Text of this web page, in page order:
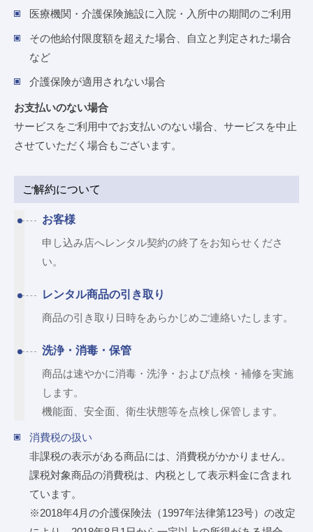
医療機関・介護保険施設に入院・入所中の期間のご利用
その他給付限度額を超えた場合、自立と判定された場合
など
介護保険が適用されない場合
お支払いのない場合
サービスをご利用中でお支払いのない場合、サービスを中止
させていただく場合もございます。
ご解約について
お客様
申し込み店へレンタル契約の終了をお知らせくださ
い。
レンタル商品の引き取り
商品の引き取り日時をあらかじめご連絡いたします。
洗浄・消毒・保管
商品は速やかに消毒・洗浄・および点検・補修を実施
します。
機能面、安全面、衛生状態等を点検し保管します。
消費税の扱い
非課税の表示がある商品には、消費税がかかりません。
課税対象商品の消費税は、内税として表示料金に含まれ
ています。
※2018年4月の介護保険法（1997年法律第123号）の改定